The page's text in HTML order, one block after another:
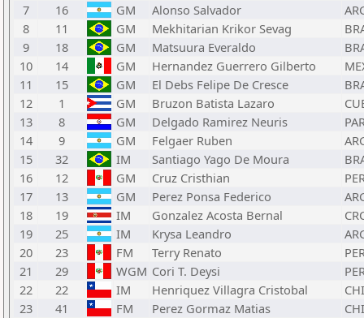
7
16 GM Alonso Salvador
8
11 GM Mekhitarian Krikor Sevag
9
18 GM Matsuura Everaldo
10
14 GM Hernandez Guerrero Gilberto
11
15 GM El Debs Felipe De Cresce
12
1 GM Bruzon Batista Lazaro
13
8 GM Delgado Ramirez Neuris
14
9 GM Felgaer Ruben
15
32 IM Santiago Yago De Moura
16
12 GM Cruz Cristhian
17
13 GM Perez Ponsa Federico
18
19 IM Gonzalez Acosta Bernal
19
25 IM Krysa Leandro
20
23 FM Terry Renato
21
29 WGM Cori T. Deysi
22
22 IM Henriquez Villagra Cristobal
CHI
23
41 FM Perez Gormaz Matias
CHI